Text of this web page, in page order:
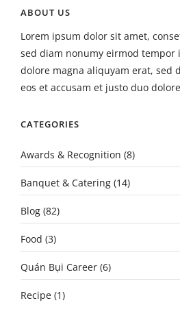
ABOUT US
Lorem ipsum dolor sit amet,
sed diam nonumy eirmod
dolore magna aliquyam erat, sed
eos et accusam et justo duo
CATEGORIES
Awards & Recognition (8)
Banquet & Catering (14)
Blog (82)
Food (3)
Quán Bụi Career (6)
Recipe (1)